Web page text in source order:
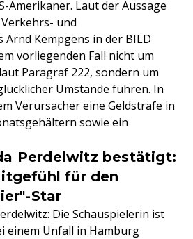
Amerikaner. Laut der Aussage
und
Kempgens in der BILD
vorliegenden Fall nicht um
Paragraf 222, sondern um
Umstände führen. In
Verursacher eine Geldstrafe in
sowie ein
Perdelwitz bestätigt:
für den
Star
Die Schauspielerin ist
einem Unfall in Hamburg